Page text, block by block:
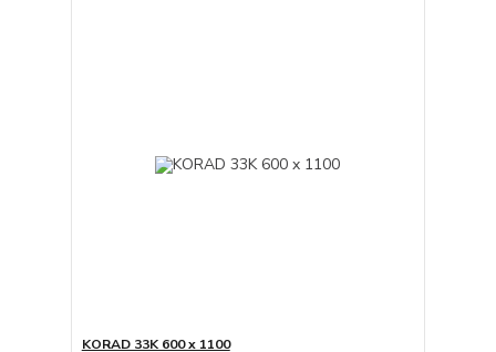
KORAD 33K 600 x 1100